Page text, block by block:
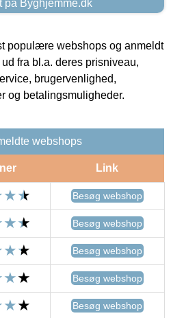
på Byghjemme.dk
populære webshops og anmeldt
fra bl.a. deres prisniveau,
brugervenlighed,
og betalingsmuligheder.
webshops
Link
Besøg webshop
Besøg webshop
Besøg webshop
Besøg webshop
Besøg webshop